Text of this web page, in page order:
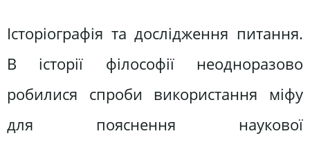
Історіографія та дослідження питання.
В історії філософії неодноразово
робилися спроби використання міфу
для пояснення наукової